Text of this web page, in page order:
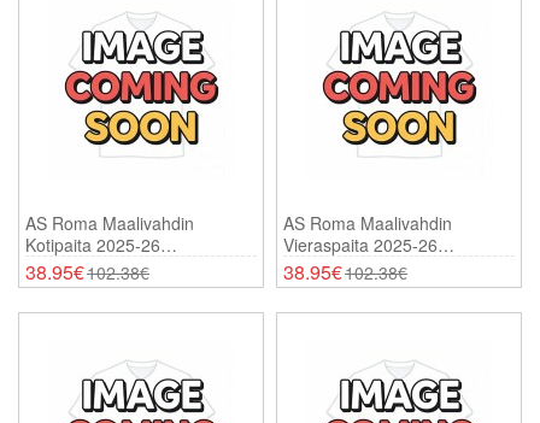
AS Roma Maalivahdin
Kotipaita 2025-26
Pitkähihainen
38.95€102.38€
AS Roma Maalivahdin
Vieraspaita 2025-26
Pitkähihainen
38.95€102.38€